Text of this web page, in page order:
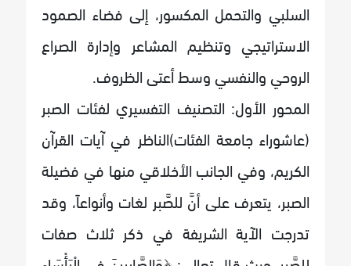
السلبي والتحمل المكسور، إلى فضاء الصمود
الاستراتيجي وتنظيم المشاعر وإدارة الصراع
الروحي والنفسي وسط أعتى الظروف.
المحور الأول: التصنيف التفسيري لفئات الصبر
(عاشوراء جامعة الفئات)الناظر في آيات القرآن
الكريم، وفي الجانب الأخلاقي منها في فضيلة
الصبر، يتعرف على أنَّ للصَّبر لغات وأنواعاً، وقد
تدرجت الآية الشريفة في ذكر ثلاث صفات